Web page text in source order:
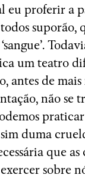
eu proferir a
suporão,
um teatro
antes de mais
não se
duma
que as
sobre